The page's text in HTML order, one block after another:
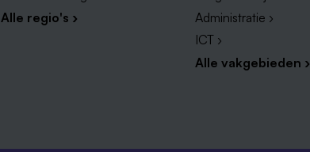
Alle regio's ›
Administratie ›
ICT ›
Alle vakgebieden ›